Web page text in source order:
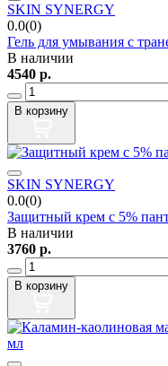
SKIN SYNERGY
0.0(0)
Гель для умывания с
В наличии
4540 р.
В корзину
SKIN SYNERGY
0.0(0)
Защитный крем с 5%
В наличии
3760 р.
В корзину